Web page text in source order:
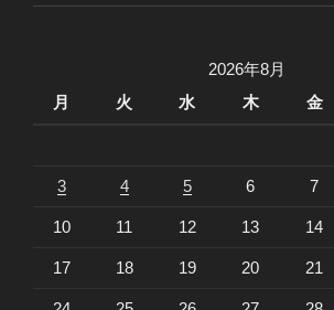
2026年8月
月
火 水 木 金
3 4 5 6 7
10 11 12 13 14
17 18 19 20 21